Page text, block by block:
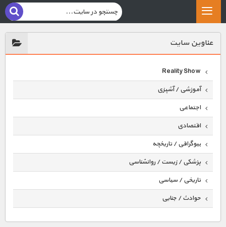
عناوين سايت
Reality Show
آموزشی / آشپزی
اجتماعی
اقتصادی
بیوگرافی / تاریخچه
پزشکی / زیست / روانشناسی
تاریخی / سیاسی
حوادث / جنایی